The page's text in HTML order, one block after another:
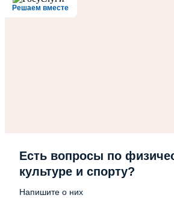
Решаем вместе
Есть вопросы по
культуре и спорту?
Напишите о них